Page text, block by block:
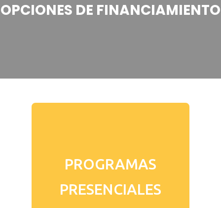
OPCIONES DE FINANCIAMIENTO
PROGRAMAS
PRESENCIALES